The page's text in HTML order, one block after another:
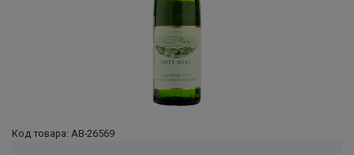
Код товара: АВ-26569